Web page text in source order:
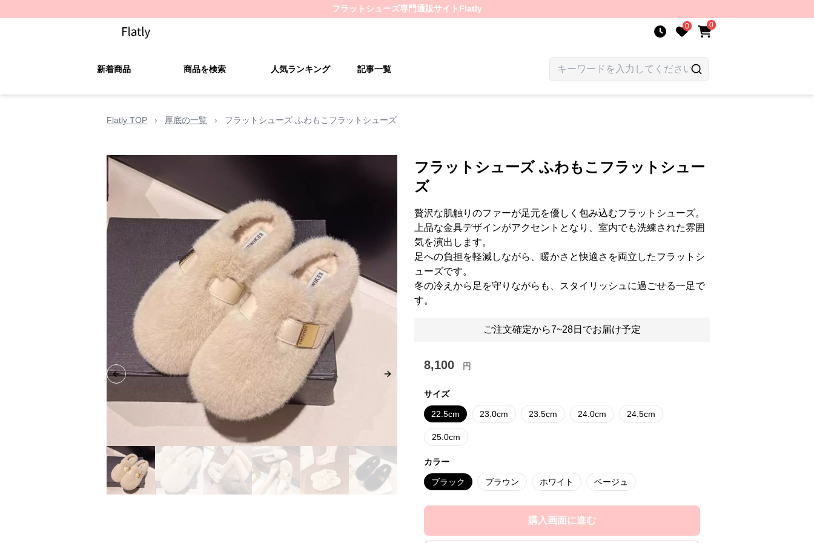
フラットシューズ専門通販サイト Flatly
0 0
新着商品 商品を検索 人気ランキング 記事一覧
Flatly TOP › 厚底の一覧 › フラットシューズ ふわもこフラットシューズ
Previous slide Next slide
フラットシューズ ふわもこフラットシュー
ズ
贅沢な肌触りのファーが足元を優しく包み込むフラットシューズ。
上品な金具デザインがアクセントとなり、室内でも洗練された雰囲
気を演出します。
足への負担を軽減しながら、暖かさと快適さを両立したフラットシ
ューズです。
冬の冷えから足を守りながらも、スタイリッシュに過ごせる一足で
す。
ご注文確定から7~28日でお届け予定
8,100 円
サイズ
22.5cm 23.0cm 23.5cm 24.0cm 24.5cm
25.0cm
カラー
ブラック ブラウン ホワイト ベージュ
購入画面に進む